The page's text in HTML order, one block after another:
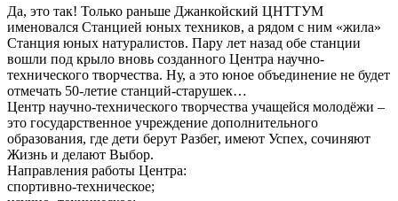
Да, это так! Только раньше Джанкойский ЦНТТУМ
именовался Станцией юных техников, а рядом с ним «жила»
Станция юных натуралистов. Пару лет назад обе станции
вошли под крыло вновь созданного Центра научно-
технического творчества. Ну, а это юное объединение не будет
отмечать 50-летие станций-старушек…
Центр научно-технического творчества учащейся молодёжи –
это государственное учреждение дополнительного
образования, где дети берут Разбег, имеют Успех, сочиняют
Жизнь и делают Выбор.
Направления работы Центра:
спортивно-техническое;